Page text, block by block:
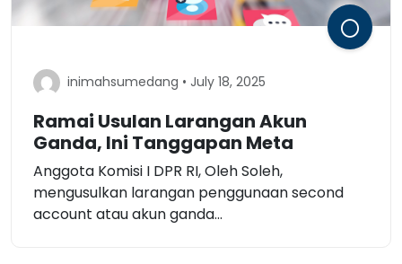
inimahsumedang • July 18, 2025
Ramai Usulan Larangan Akun
Ganda, Ini Tanggapan Meta
Anggota Komisi I DPR RI, Oleh Soleh,
mengusulkan larangan penggunaan second
account atau akun ganda...